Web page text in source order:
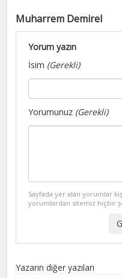
Muharrem Demirel
Yorum yazın
İsim (Gerekli)
Yorumunuz (Gerekli)
Sayfada yer alan yorumlar
yorumlardan sitemiz hiçbir
Yazarın diğer yazıları